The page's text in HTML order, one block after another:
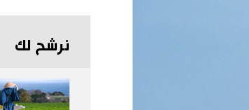
سياسة
اقتصاد
مجتمع
نرشح لك